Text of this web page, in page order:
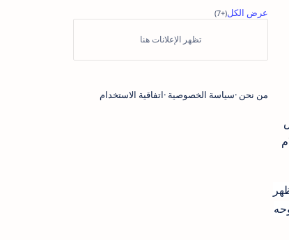
من نحنسياسة الخصوصيةاتفاقية الاستخدام